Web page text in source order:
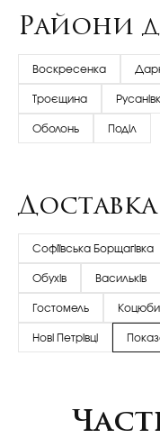
Райони
Воскресенка
Троєщина
Оболонь Поділ
Софіївська Борщагівка
Обухів Васильків
Гостомель
Нові Петрівці